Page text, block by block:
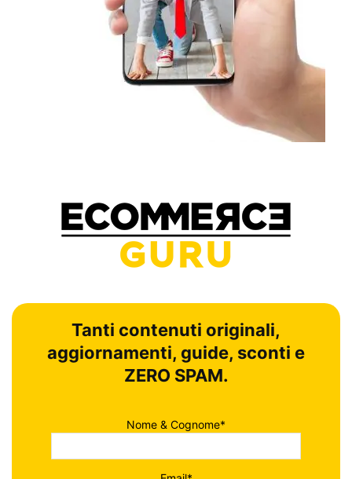
Tanti contenuti originali,
aggiornamenti, guide, sconti e
ZERO SPAM.
Nome & Cognome*